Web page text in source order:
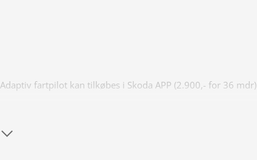
Adaptiv fartpilot kan tilkøbes i Skoda APP (2.900,- for 36 mdr)